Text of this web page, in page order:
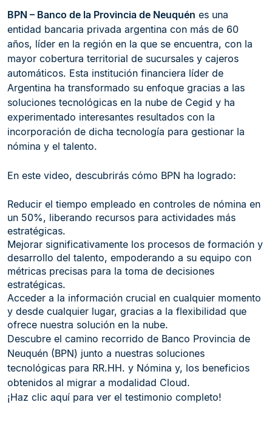
BPN – Banco de la Provincia de Neuquén es una
entidad bancaria privada argentina con más de 60
años, líder en la región en la que se encuentra, con la
mayor cobertura territorial de sucursales y cajeros
automáticos. Esta institución financiera líder de
Argentina ha transformado su enfoque gracias a las
soluciones tecnológicas en la nube de Cegid y ha
experimentado interesantes resultados con la
incorporación de dicha tecnología para gestionar la
nómina y el talento.
En este video, descubrirás cómo BPN ha logrado:
Reducir el tiempo empleado en controles de nómina en
un 50%, liberando recursos para actividades más
estratégicas.
Mejorar significativamente los procesos de formación y
desarrollo del talento, empoderando a su equipo con
métricas precisas para la toma de decisiones
estratégicas.
Acceder a la información crucial en cualquier momento
y desde cualquier lugar, gracias a la flexibilidad que
ofrece nuestra solución en la nube.
Descubre el camino recorrido de Banco Provincia de
Neuquén (BPN) junto a nuestras soluciones
tecnológicas para RR.HH. y Nómina y, los beneficios
obtenidos al migrar a modalidad Cloud.
¡Haz clic aquí para ver el testimonio completo!